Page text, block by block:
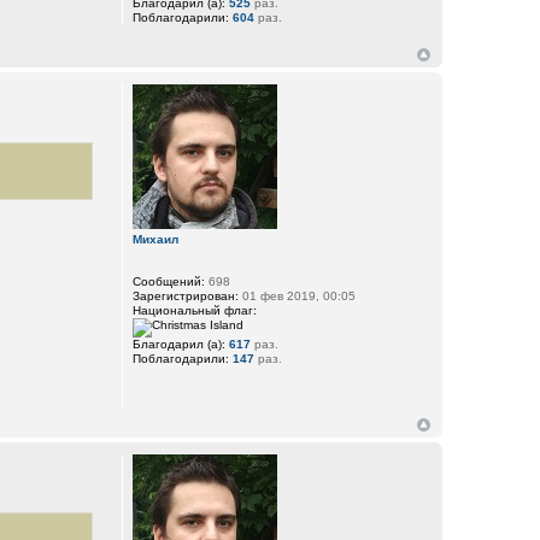
Благодарил (а): 525раз.
Поблагодарили: 604раз.
Михаил
Сообщений: 698
Зарегистрирован: 01 фев 2019, 00:05
Национальный флаг:
Благодарил (а): 617раз.
Поблагодарили: 147раз.